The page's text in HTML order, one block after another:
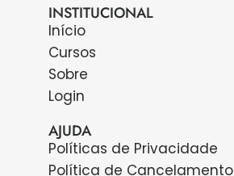
INSTITUCIONAL
Início
Cursos
Sobre
Login
AJUDA
Políticas de Privacidade
Política de Cancelamento